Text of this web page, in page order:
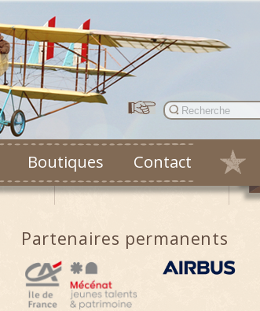
Boutiques Contact
Partenaires permanents